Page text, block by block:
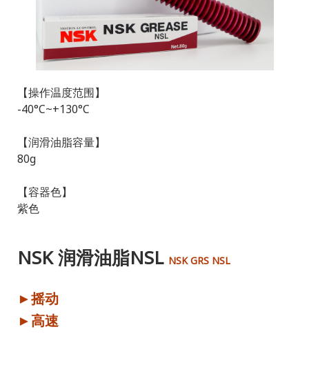
【操作温度范围】
-40°C~+130°C
【润滑油脂容量】
80g
【容器色】
紫色
NSK 润滑油脂NSL NSK GRS NSL
►摇动
►高速